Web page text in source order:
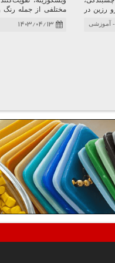
رزین در
چاپ و
پترو
آموزشی
مختلفی از جمله رنگ
داروسازی، چسب
آرایشی و موارد دیگر
۱۴۰۳/۰۴/۱۳